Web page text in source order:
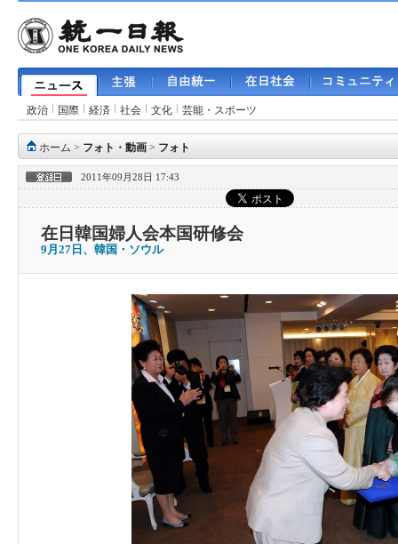
政治 国際 経済 社会 文化 芸能・スポーツ
ホーム > フォト・動画 > フォト
2011年09月28日 17:43
在日韓国婦人会本国研修会
9月27日、韓国・ソウル